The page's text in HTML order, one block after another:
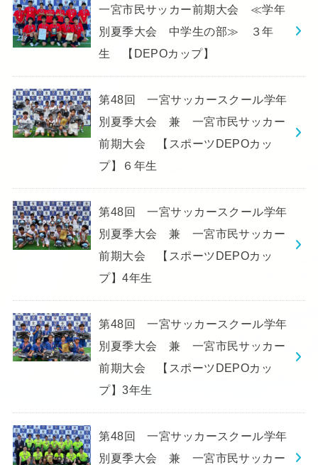
一宮市民サッカー前期大会 ≪学年
別夏季大会 中学生の部≫ ３年
生 【DEPOカップ】
第48回 一宮サッカースクール学年
別夏季大会 兼 一宮市民サッカー
前期大会 【スポーツDEPOカッ
プ】６年生
第48回 一宮サッカースクール学年
別夏季大会 兼 一宮市民サッカー
前期大会 【スポーツDEPOカッ
プ】4年生
第48回 一宮サッカースクール学年
別夏季大会 兼 一宮市民サッカー
前期大会 【スポーツDEPOカッ
プ】3年生
第48回 一宮サッカースクール学年
別夏季大会 兼 一宮市民サッカー